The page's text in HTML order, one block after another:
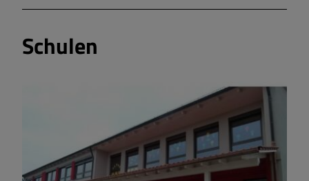
Mitteilungsblatt
Schulen